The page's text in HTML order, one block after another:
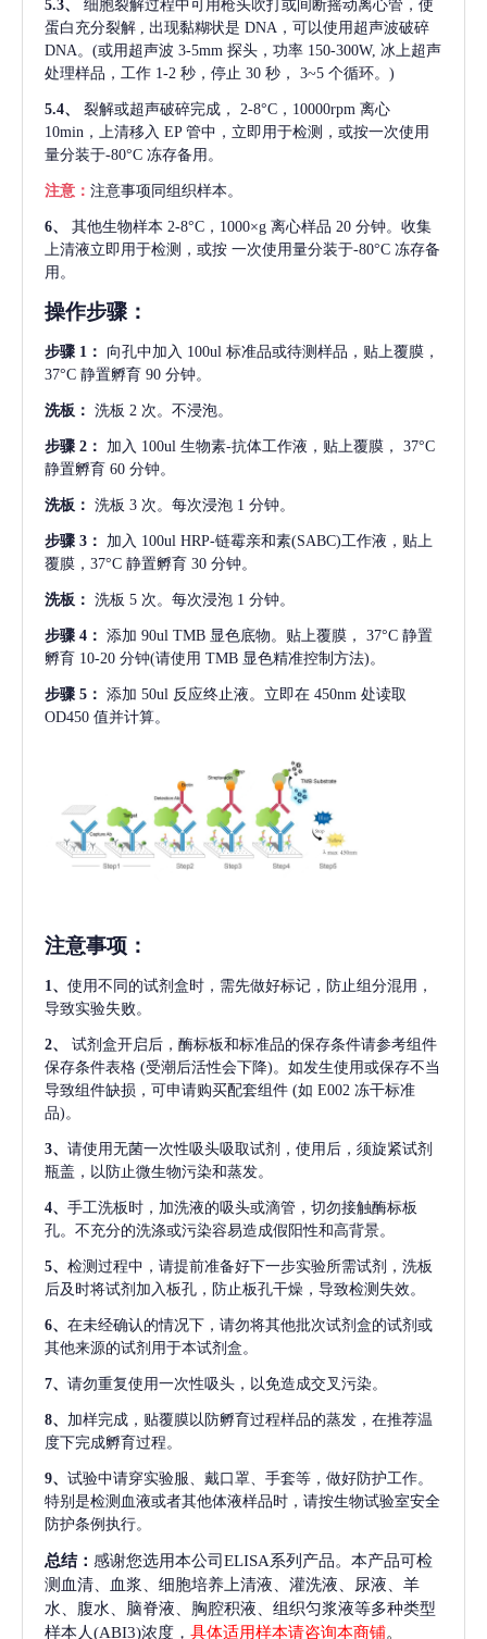
5.3、
细胞裂解过程中可用枪头吹打或间断摇动离心管，使
蛋白充分裂解 , 出现黏糊状是 DNA，可以使用超声波破碎
DNA。(或用超声波 3-5mm 探头，功率 150-300W, 冰上超声
处理样品，工作 1-2 秒，停止 30 秒， 3~5 个循环。)
5.4、 裂解或超声破碎完成，
2-8°C，10000rpm 离心
10min，上清移入 EP 管中，立即用于检测，或按一次使用
量分装于-80°C 冻存备用。
注意： 注意事项同组织样本。
6、 其他生物样本 2-8°C，1000×g 离心样品 20 分钟。收集
上清液立即用于检测，或按 一次使用量分装于-80°C 冻存备
用。
操作步骤：
步骤 1： 向孔中加入 100ul 标准品或待测样品，贴上覆膜，
37°C 静置孵育 90 分钟。
洗板： 洗板 2 次。不浸泡。
步骤 2： 加入 100ul 生物素-抗体工作液，贴上覆膜， 37°C
静置孵育 60 分钟。
洗板： 洗板 3 次。每次浸泡 1 分钟。
步骤 3： 加入 100ul HRP-链霉亲和素(SABC)工作液，贴上
覆膜，37°C 静置孵育 30 分钟。
洗板： 洗板 5 次。每次浸泡 1 分钟。
步骤 4： 添加 90ul TMB 显色底物。贴上覆膜， 37°C 静置
孵育 10-20 分钟(请使用 TMB 显色精准控制方法)。
步骤 5： 添加 50ul 反应终止液。立即在 450nm 处读取
OD450 值并计算。
注意事项 ：
1、 使用不同的试剂盒时，需先做好标记，防止组分混用，
导致实验失败。
2、
试剂盒开启后，酶标板和标准品的保存条件请参考组件
保存条件表格 (受潮后活性会下降)。如发生使用或保存不当
导致组件缺损，可申请购买配套组件 (如 E002 冻干标准
品)。
3、 请使用无菌一次性吸头吸取试剂，使用后，须旋紧试剂
瓶盖，以防止微生物污染和蒸发。
4、 手工洗板时，加洗液的吸头或滴管，切勿接触酶标板
孔。不充分的洗涤或污染容易造成假阳性和高背景。
5、 检测过程中，请提前准备好下一步实验所需试剂，洗板
后及时将试剂加入板孔，防止板孔干燥，导致检测失效。
6、 在未经确认的情况下，请勿将其他批次试剂盒的试剂或
其他来源的试剂用于本试剂盒。
7、 请勿重复使用一次性吸头，以免造成交叉污染。
8、 加样完成，贴覆膜以防孵育过程样品的蒸发，在推荐温
度下完成孵育过程。
9、 试验中请穿实验服、戴口罩、手套等，做好防护工作。
特别是检测血液或者其他体液样品时，请按生物试验室安全
防护条例执行。
总结： 感谢您选用本公司ELISA系列产品。本产品可检
测血清、血浆、细胞培养上清液、灌洗液、尿液、羊
水、腹水、脑脊液、胸腔积液、组织匀浆液等多种类型
样本人(ABI3)浓度， 具体适用样本请咨询本商铺。